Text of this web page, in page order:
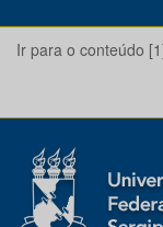
Ir para o conteúdo